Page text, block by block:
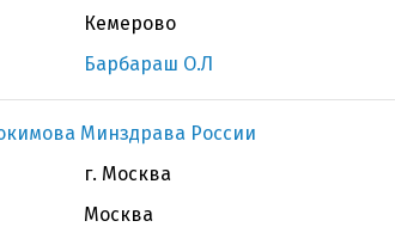
Кемерово
Барбараш О.Л
Минздрава России
г. Москва
Москва